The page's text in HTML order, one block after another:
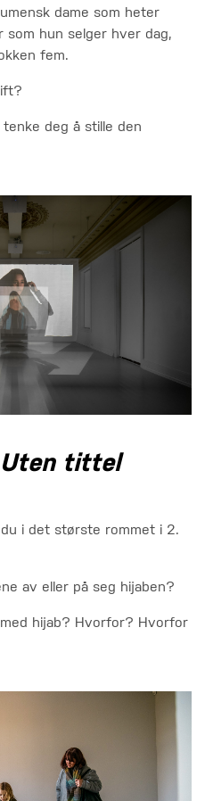
dame som heter
som hun selger hver dag,
fem.
deg å stille den
Uten tittel
i det største rommet i 2.
av eller på seg hijaben?
hijab? Hvorfor? Hvorfor